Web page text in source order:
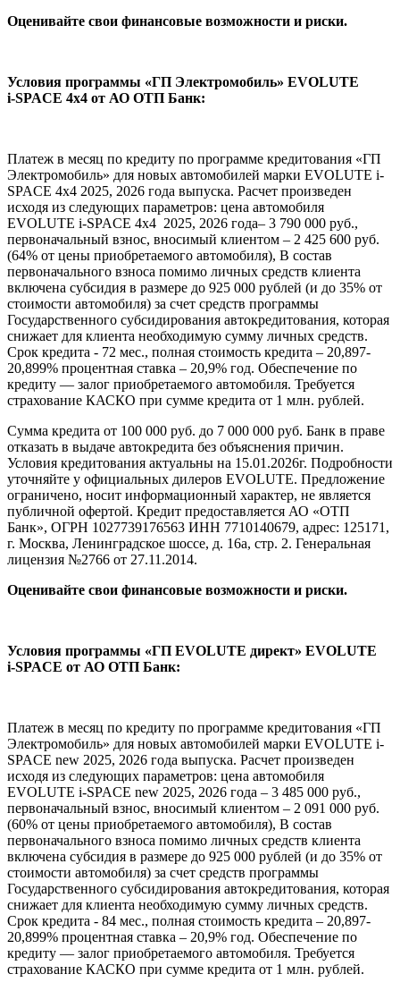
Оценивайте свои финансовые возможности и риски.
Условия программы «ГП Электромобиль» EVOLUTE
i‑SPACE 4x4 от АО ОТП Банк:
Платеж в месяц по кредиту по программе кредитования «ГП
Электромобиль» для новых автомобилей марки EVOLUTE i-
SPACE 4x4 2025, 2026 года выпуска. Расчет произведен
исходя из следующих параметров: цена автомобиля
EVOLUTE i-SPACE 4x4 2025, 2026 года– 3 790 000 руб.,
первоначальный взнос, вносимый клиентом – 2 425 600 руб.
(64% от цены приобретаемого автомобиля), В состав
первоначального взноса помимо личных средств клиента
включена субсидия в размере до 925 000 рублей (и до 35% от
стоимости автомобиля) за счет средств программы
Государственного субсидирования автокредитования, которая
снижает для клиента необходимую сумму личных средств.
Срок кредита - 72 мес., полная стоимость кредита – 20,897-
20,899% процентная ставка – 20,9% год. Обеспечение по
кредиту — залог приобретаемого автомобиля. Требуется
страхование КАСКО при сумме кредита от 1 млн. рублей.
Сумма кредита от 100 000 руб. до 7 000 000 руб. Банк в праве
отказать в выдаче автокредита без объяснения причин.
Условия кредитования актуальны на 15.01.2026г. Подробности
уточняйте у официальных дилеров EVOLUTE. Предложение
ограничено, носит информационный характер, не является
публичной офертой. Кредит предоставляется АО «ОТП
Банк», ОГРН 1027739176563 ИНН 7710140679, адрес: 125171,
г. Москва, Ленинградское шоссе, д. 16а, стр. 2. Генеральная
лицензия №2766 от 27.11.2014.
Оценивайте свои финансовые возможности и риски.
Условия программы «ГП EVOLUTE директ» EVOLUTE
i‑SPACE от АО ОТП Банк:
Платеж в месяц по кредиту по программе кредитования «ГП
Электромобиль» для новых автомобилей марки EVOLUTE i-
SPACE new 2025, 2026 года выпуска. Расчет произведен
исходя из следующих параметров: цена автомобиля
EVOLUTE i-SPACE new 2025, 2026 года – 3 485 000 руб.,
первоначальный взнос, вносимый клиентом – 2 091 000 руб.
(60% от цены приобретаемого автомобиля), В состав
первоначального взноса помимо личных средств клиента
включена субсидия в размере до 925 000 рублей (и до 35% от
стоимости автомобиля) за счет средств программы
Государственного субсидирования автокредитования, которая
снижает для клиента необходимую сумму личных средств.
Срок кредита - 84 мес., полная стоимость кредита – 20,897-
20,899% процентная ставка – 20,9% год. Обеспечение по
кредиту — залог приобретаемого автомобиля. Требуется
страхование КАСКО при сумме кредита от 1 млн. рублей.